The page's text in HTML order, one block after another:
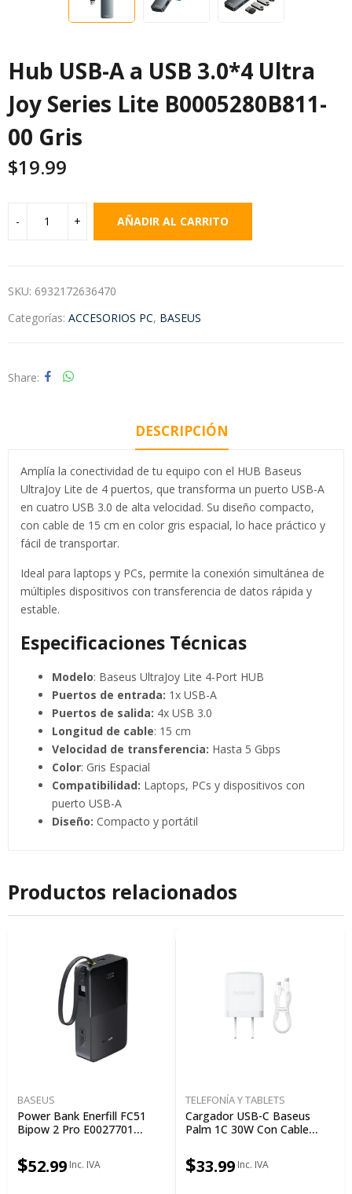
Hub USB-A a USB 3.0*4 Ultra
Joy Series Lite B0005280B811-
00 Gris
$19.99
AÑADIR AL CARRITO
SKU: 6932172636470
Categorías: ACCESORIOS PC, BASEUS
Share
DESCRIPCIÓN
Amplía la conectividad de tu equipo con el HUB Baseus
UltraJoy Lite de 4 puertos, que transforma un puerto USB-A
en cuatro USB 3.0 de alta velocidad. Su diseño compacto,
con cable de 15 cm en color gris espacial, lo hace práctico y
fácil de transportar.
Ideal para laptops y PCs, permite la conexión simultánea de
múltiples dispositivos con transferencia de datos rápida y
estable.
Especificaciones Técnicas
Modelo: Baseus UltraJoy Lite 4-Port HUB
Puertos de entrada: 1x USB-A
Puertos de salida: 4x USB 3.0
Longitud de cable: 15 cm
Velocidad de transferencia: Hasta 5 Gbps
Color: Gris Espacial
Compatibilidad: Laptops, PCs y dispositivos con
puerto USB-A
Diseño: Compacto y portátil
Productos relacionados
BASEUS
Power Bank Enerfill FC51
Bipow 2 Pro E0027701
Negro
$52.99
TELEFONÍA Y TABLETS
Cargador USB-C Baseus
Palm 1C 30W Con Cable
P10111606213-01
$33.99